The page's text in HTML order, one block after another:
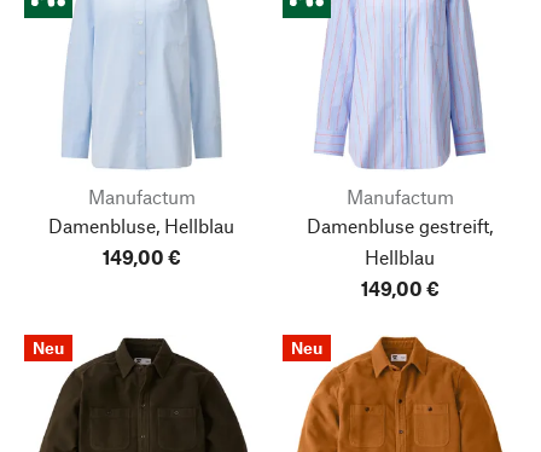
Manufactum
Damenbluse, Hellblau
149,00 €
Manufactum
Damenbluse gestreift,
Hellblau
149,00 €
Neu Neu